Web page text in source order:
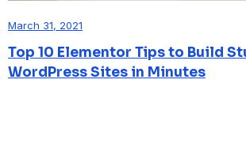
March 31, 2021
Top 10 Elementor Tips to Build
WordPress Sites in Minutes